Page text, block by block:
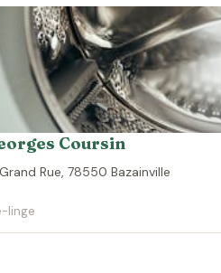
Coursin
Rue, 78550 Bazainville
linge